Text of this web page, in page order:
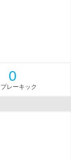
0
レーキック